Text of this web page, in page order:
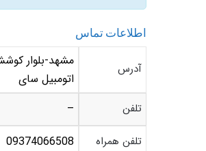
اطلاعات تماس
آدرس
اتومبیل سای
تلفن –
تلفن همراه 09374066508